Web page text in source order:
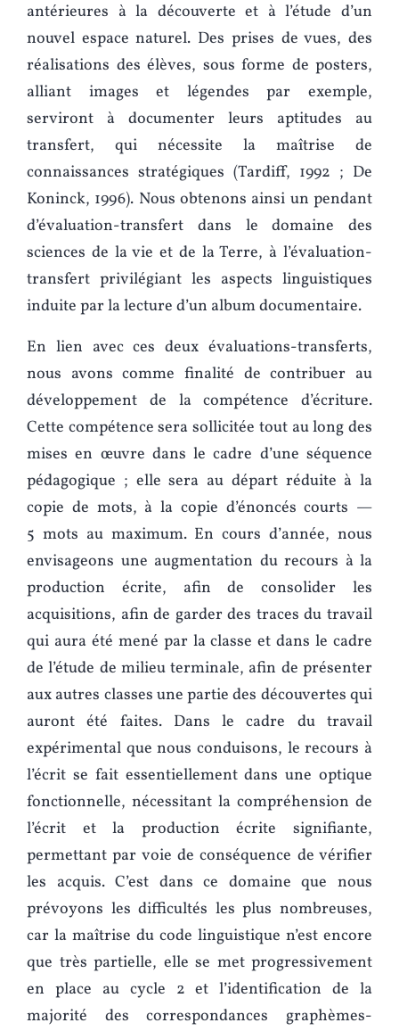
antérieures à la découverte et à l’étude d’un
nouvel espace naturel. Des prises de vues, des
réalisations des élèves, sous forme de posters,
alliant images et légendes par exemple,
serviront à documenter leurs aptitudes au
transfert, qui nécessite la maîtrise de
connaissances stratégiques (Tardiff, 1992 ; De
Koninck, 1996). Nous obtenons ainsi un pendant
d’évaluation-transfert dans le domaine des
sciences de la vie et de la Terre, à l’évaluation-
transfert privilégiant les aspects linguistiques
induite par la lecture d’un album documentaire.
En lien avec ces deux évaluations-transferts,
nous avons comme finalité de contribuer au
développement de la compétence d’écriture.
Cette compétence sera sollicitée tout au long des
mises en œuvre dans le cadre d’une séquence
pédagogique ; elle sera au départ réduite à la
copie de mots, à la copie d’énoncés courts —
5 mots au maximum. En cours d’année, nous
envisageons une augmentation du recours à la
production écrite, afin de consolider les
acquisitions, afin de garder des traces du travail
qui aura été mené par la classe et dans le cadre
de l’étude de milieu terminale, afin de présenter
aux autres classes une partie des découvertes qui
auront été faites. Dans le cadre du travail
expérimental que nous conduisons, le recours à
l’écrit se fait essentiellement dans une optique
fonctionnelle, nécessitant la compréhension de
l’écrit et la production écrite signifiante,
permettant par voie de conséquence de vérifier
les acquis. C’est dans ce domaine que nous
prévoyons les difficultés les plus nombreuses,
car la maîtrise du code linguistique n’est encore
que très partielle, elle se met progressivement
en place au cycle 2 et l’identification de la
majorité des correspondances graphèmes-